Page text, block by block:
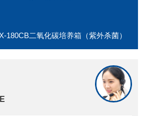
180CB二氧化碳培养箱（紫外杀菌）